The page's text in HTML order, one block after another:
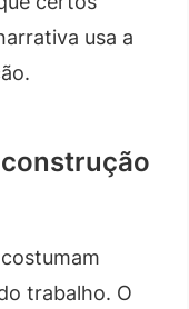
usa a
trabalho. O